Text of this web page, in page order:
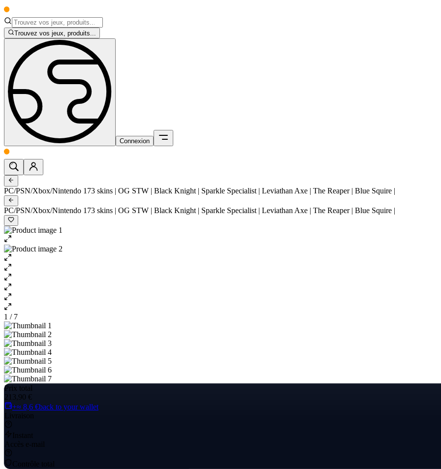
Trouvez vos jeux, produits...
Connexion
PC/PSN/Xbox/Nintendo 173 skins | OG STW | Black Knight | Sparkle Specialist | Leviathan Axe | The Reaper | Blue Squire |
PC/PSN/Xbox/Nintendo 173 skins | OG STW | Black Knight | Sparkle Specialist | Leviathan Axe | The Reaper | Blue Squire |
1 / 7
Prix total
213,90 €
+≈ 8,6 €back to your wallet
Livraison
Instant
Accès e-mail
Contrôle total